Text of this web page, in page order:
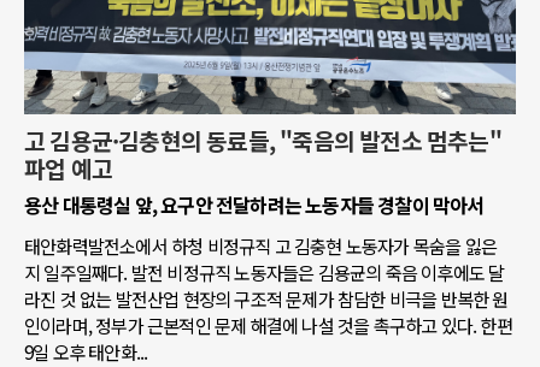
고 김용균·김충현의 동료들, "죽음의 발전소 멈추는"
파업 예고
용산 대통령실 앞, 요구안 전달하려는 노동자들 경찰이 막아서
태안화력발전소에서 하청 비정규직 고 김충현 노동자가 목숨을 잃은
지 일주일째다. 발전 비정규직 노동자들은 김용균의 죽음 이후에도 달
라진 것 없는 발전산업 현장의 구조적 문제가 참담한 비극을 반복한 원
인이라며, 정부가 근본적인 문제 해결에 나설 것을 촉구하고 있다. 한편
9일 오후 태안화...